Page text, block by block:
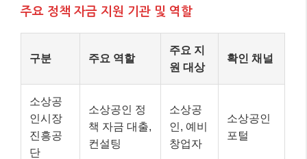
주요 정책 자금 지원 기관 및 역할
구분 주요 역할
주요 지
원 대상
확인 채널
소상공
인시장
진흥공
단
소상공인 정
책 자금 대출,
컨설팅
소상공
인, 예비
창업자
소상공인
포털